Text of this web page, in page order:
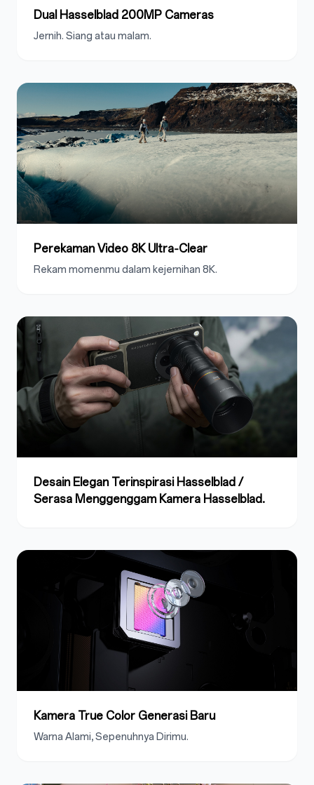
Dual Hasselblad 200MP Cameras
Jernih. Siang atau malam.
Perekaman Video 8K Ultra‑Clear
Rekam momenmu dalam kejernihan 8K.
Desain Elegan Terinspirasi Hasselblad /
Serasa Menggenggam Kamera Hasselblad.
Kamera True Color Generasi Baru
Warna Alami, Sepenuhnya Dirimu.